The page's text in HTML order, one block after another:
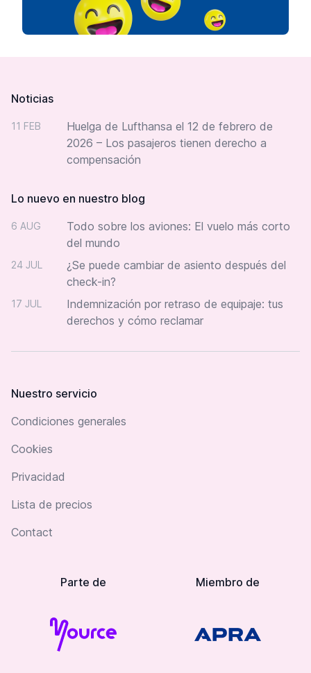
Noticias
11 FEB
Huelga de Lufthansa el 12 de febrero de
2026 – Los pasajeros tienen derecho a
compensación
Lo nuevo en nuestro blog
6 AUG
Todo sobre los aviones: El vuelo más corto
del mundo
24 JUL
¿Se puede cambiar de asiento después del
check-in?
17 JUL
Indemnización por retraso de equipaje: tus
derechos y cómo reclamar
Nuestro servicio
Condiciones generales
Cookies
Privacidad
Lista de precios
Contact
Parte de Miembro de